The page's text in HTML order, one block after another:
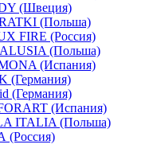
(Швеция)
(Польша)
FIRE (Россия)
(Польша)
(Испания)
(Германия)
(Германия)
(Испания)
ITALIA (Польша)